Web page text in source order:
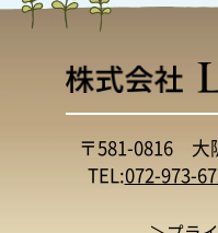
〒581-0816 大
TEL:072-973-